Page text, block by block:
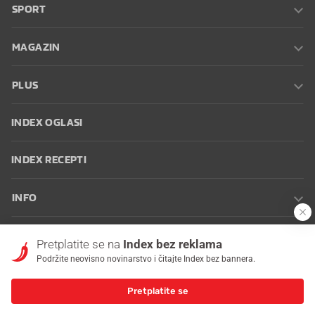
SPORT
MAGAZIN
PLUS
INDEX OGLASI
INDEX RECEPTI
INFO
korištenja
Postavke kolačića
© 2026 Index
Pretplatite se na Index bez reklama
Podržite neovisno novinarstvo i čitajte Index bez bannera.
Pretplatite se